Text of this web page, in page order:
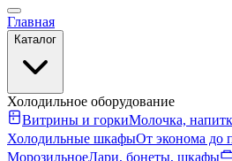
Главная
Каталог
Холодильное оборудование
Витрины и горкиМолочка,
Холодильные шкафыОт эконома до
МорозильноеЛари, бонеты, шкафы